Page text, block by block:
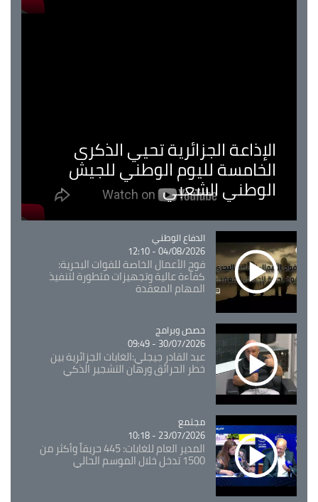
الإذاعة الجزائرية تحيي الذكرى
الخامسة لليوم الوطني للجيش
الوطني الشعبي
Catégorie
الدفاع الوطني
04/08/2026 - 12:10
فوج الأعمال الخاصة للقوات البحرية:
كفاءة عالية وتجهيزات متطورة لتنفيذ
المهام المعقدة
Catégorie
حصص وبرامج
30/07/2026 - 09:49
عبد القادر جيجلي:الغابات الجزائرية بين
خطر الحرائق ورهان التشجير الذكي
Catégorie
مجتمع
23/07/2026 - 10:18
المدير العام للغابات: 445 حريقاً وأكثر من
1500 تدخل خلال الموسم الحالي